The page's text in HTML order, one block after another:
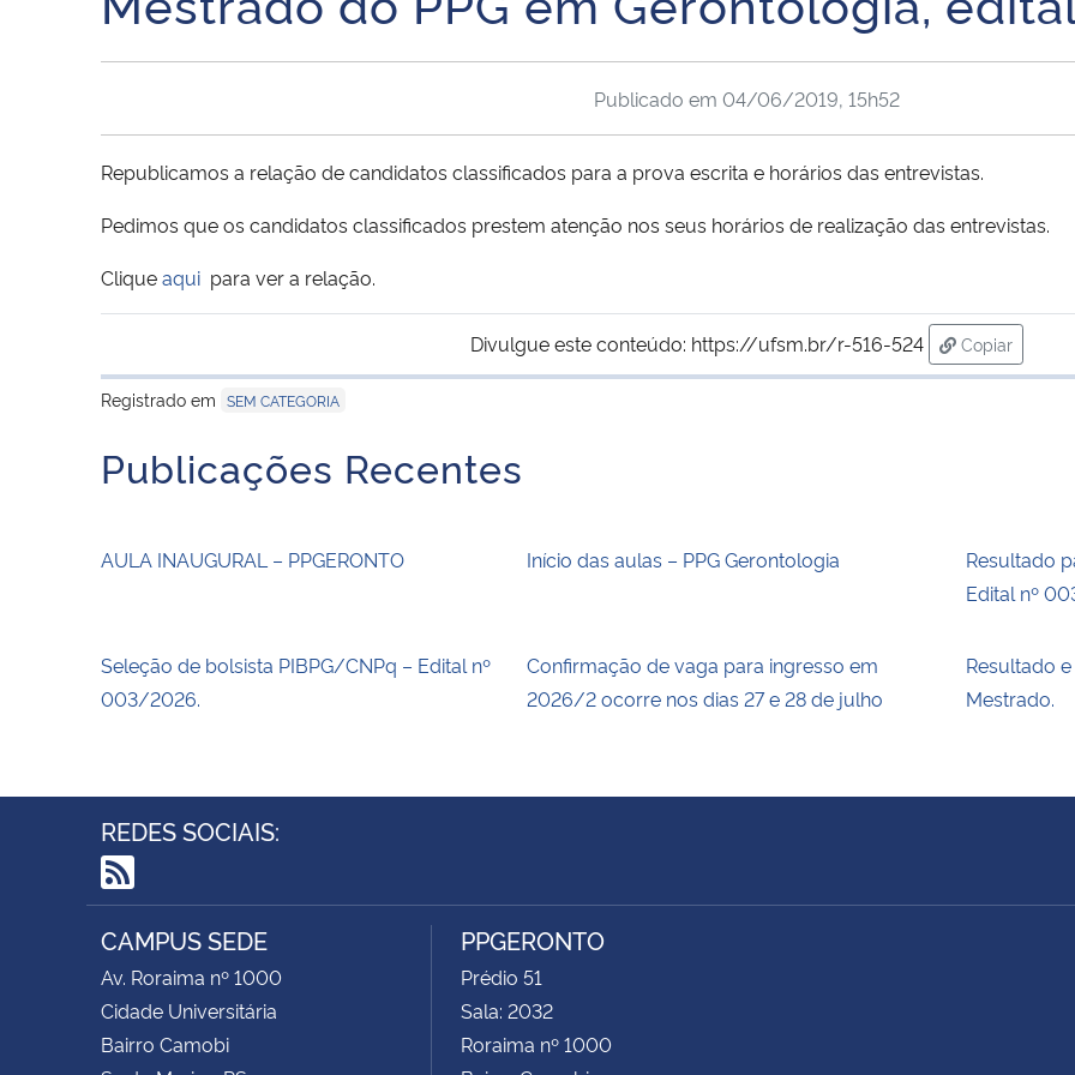
Publicado em 04/06/2019, 15h52
Republicamos a relação de candidatos classificados para a prova escrita e horários das entrevistas.
Pedimos que os candidatos classificados prestem atenção nos seus horários de realização das entrevistas.
Cliqueaqui para ver a relação.
Divulgue este conteúdo: https://ufsm.br/r-516-524
Copiar
para área
Registrado em SEM CATEGORIA
Publicações Recentes
AULA INAUGURAL – PPGERONTO Início das aulas – PPG Gerontologia
Resultado
Edital nº
Seleção de bolsista PIBPG/CNPq – Edital nº
003/2026.
Confirmação de vaga para ingresso em
2026/2 ocorre nos dias 27 e 28 de julho
Resultado
Mestrado.
REDES SOCIAIS:
RSS
CAMPUS SEDE
Av. Roraima nº 1000
Cidade Universitária
Bairro Camobi
PPGERONTO
Prédio 51
Sala: 2032
Roraima nº 1000